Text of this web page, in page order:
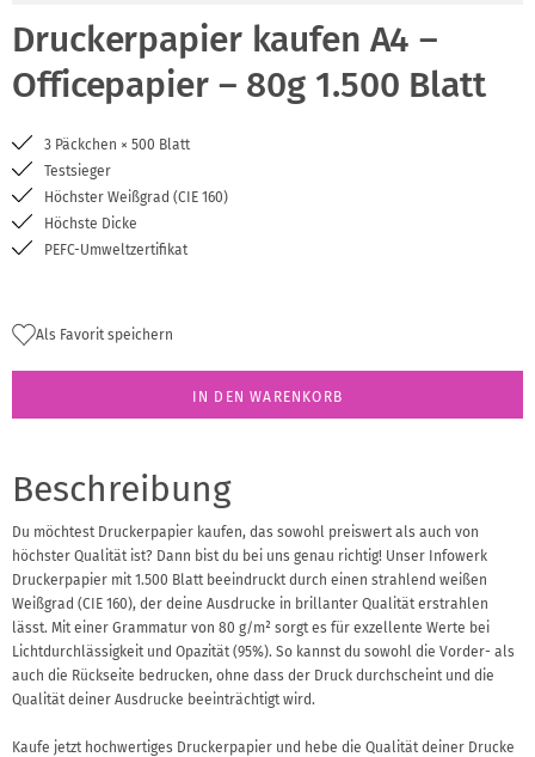
Druckerpapier kaufen A4 –
Officepapier – 80g 1.500 Blatt
3 Päckchen × 500 Blatt
Testsieger
Höchster Weißgrad (CIE 160)
Höchste Dicke
PEFC-Umweltzertifikat
Als Favorit speichern
IN DEN WARENKORB
Beschreibung
Du möchtest Druckerpapier kaufen, das sowohl preiswert als auch von
höchster Qualität ist? Dann bist du bei uns genau richtig! Unser Infowerk
Druckerpapier mit 1.500 Blatt beeindruckt durch einen strahlend weißen
Weißgrad (CIE 160), der deine Ausdrucke in brillanter Qualität erstrahlen
lässt. Mit einer Grammatur von 80 g/m² sorgt es für exzellente Werte bei
Lichtdurchlässigkeit und Opazität (95%). So kannst du sowohl die Vorder- als
auch die Rückseite bedrucken, ohne dass der Druck durchscheint und die
Qualität deiner Ausdrucke beeinträchtigt wird.
Kaufe jetzt hochwertiges Druckerpapier und hebe die Qualität deiner Drucke